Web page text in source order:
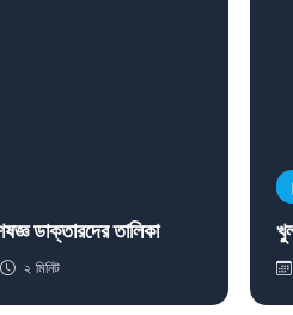
ডাক্তারদের তালিকা
২ মিনিট